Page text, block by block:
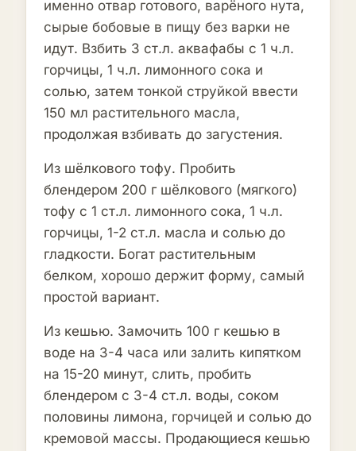
именно отвар готового, варёного нута,
сырые бобовые в пищу без варки не
идут. Взбить 3 ст.л. аквафабы с 1 ч.л.
горчицы, 1 ч.л. лимонного сока и
солью, затем тонкой струйкой ввести
150 мл растительного масла,
продолжая взбивать до загустения.
Из шёлкового тофу. Пробить
блендером 200 г шёлкового (мягкого)
тофу с 1 ст.л. лимонного сока, 1 ч.л.
горчицы, 1-2 ст.л. масла и солью до
гладкости. Богат растительным
белком, хорошо держит форму, самый
простой вариант.
Из кешью. Замочить 100 г кешью в
воде на 3-4 часа или залить кипятком
на 15-20 минут, слить, пробить
блендером с 3-4 ст.л. воды, соком
половины лимона, горчицей и солью до
кремовой массы. Продающиеся кешью